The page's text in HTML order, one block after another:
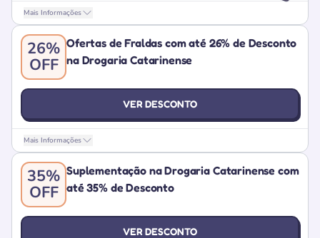
Mais Informações
26%
OFF
Ofertas de Fraldas com até 26% de Desconto
na Drogaria Catarinense
VER DESCONTO
Mais Informações
35%
OFF
Suplementação na Drogaria Catarinense com
até 35% de Desconto
VER DESCONTO